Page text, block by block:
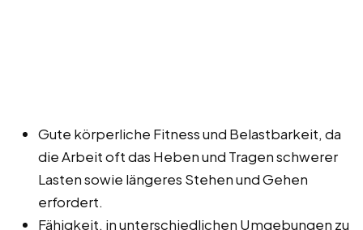
Gute körperliche Fitness und Belastbarkeit, da
die Arbeit oft das Heben und Tragen schwerer
Lasten sowie längeres Stehen und Gehen
erfordert.
Fähigkeit, in unterschiedlichen Umgebungen zu